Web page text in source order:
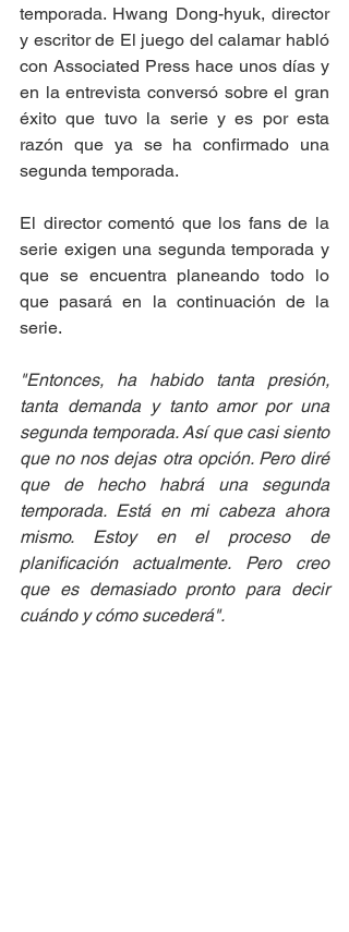
temporada. Hwang Dong-hyuk, director
y escritor de El juego del calamar habló
con Associated Press hace unos días y
en la entrevista conversó sobre el gran
éxito que tuvo la serie y es por esta
razón que ya se ha confirmado una
segunda temporada.
El director comentó que los fans de la
serie exigen una segunda temporada y
que se encuentra planeando todo lo
que pasará en la continuación de la
serie.
"Entonces, ha habido tanta presión,
tanta demanda y tanto amor por una
segunda temporada. Así que casi siento
que no nos dejas otra opción. Pero diré
que de hecho habrá una segunda
temporada. Está en mi cabeza ahora
mismo. Estoy en el proceso de
planificación actualmente. Pero creo
que es demasiado pronto para decir
cuándo y cómo sucederá".